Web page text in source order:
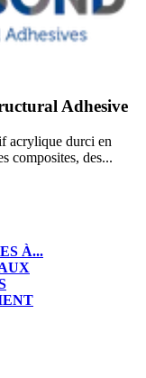
Adhesive
acrylique durci en
composites, des...
À...